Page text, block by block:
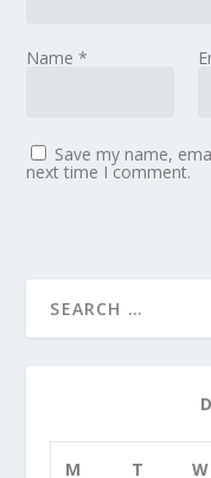
Name*
Save my name,
next time I comment.
M T W